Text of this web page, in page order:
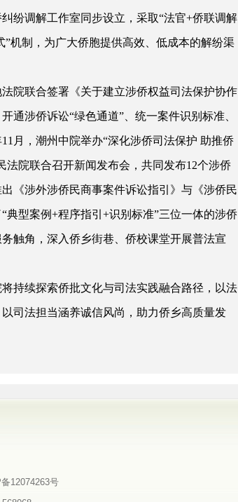
纷调解工作室同步设立，采取“法官+侨联调解
”机制，为广大侨胞提供高效、低成本的解纷渠
院联合签署《关于建立涉侨权益司法保护协作
通涉侨诉讼“绿色通道”、统一案件识别标准、
月，潮州中院举办“深化涉侨司法保护 助推侨
法院联合召开新闻发布会，共同发布12个涉侨
《涉外涉侨民商事案件诉讼指引》与《涉侨民
型案例+程序指引+识别标准”三位一体的涉侨
触角，深入侨乡街巷、侨校课堂开展普法宣
续探索侨批文化与司法实践融合路径，以法
司法担当涵养诚信风尚，助力侨乡高质量发
12074263号